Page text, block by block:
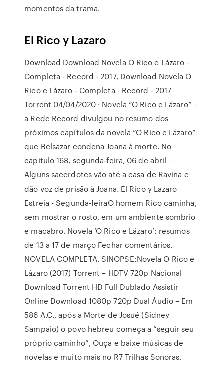
momentos da trama.
El Rico y Lazaro
Download Download Novela O Rico e Lázaro -
Completa - Record - 2017, Download Novela O
Rico e Lázaro - Completa - Record - 2017
Torrent 04/04/2020 · Novela “O Rico e Lázaro” –
a Rede Record divulgou no resumo dos
próximos capítulos da novela “O Rico e Lázaro”
que Belsazar condena Joana à morte. No
capitulo 168, segunda-feira, 06 de abril –
Alguns sacerdotes vão até a casa de Ravina e
dão voz de prisão à Joana. El Rico y Lazaro
Estreia - Segunda-feiraO homem Rico caminha,
sem mostrar o rosto, em um ambiente sombrio
e macabro. Novela ‘O Rico e Lázaro’: resumos
de 13 a 17 de março Fechar comentários.
NOVELA COMPLETA. SINOPSE:Novela O Rico e
Lázaro (2017) Torrent – HDTV 720p Nacional
Download Torrent HD Full Dublado Assistir
Online Download 1080p 720p Dual Áudio – Em
586 A.C., após a Morte de Josué (Sidney
Sampaio) o povo hebreu começa a “seguir seu
próprio caminho”, Ouça e baixe músicas de
novelas e muito mais no R7 Trilhas Sonoras.